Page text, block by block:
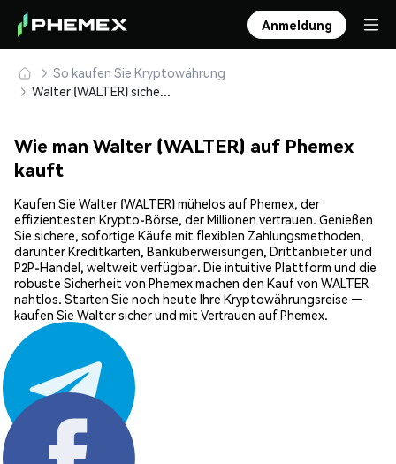
Anmeldung
So kaufen Sie Kryptowährung
Walter (WALTER) sicher kaufen und speichern
Wie man Walter (WALTER) auf Phemex
kauft
Kaufen Sie Walter (WALTER) mühelos auf Phemex, der
effizientesten Krypto-Börse, der Millionen vertrauen. Genießen
Sie sichere, sofortige Käufe mit flexiblen Zahlungsmethoden,
darunter Kreditkarten, Banküberweisungen, Drittanbieter und
P2P-Handel, weltweit verfügbar. Die intuitive Plattform und die
robuste Sicherheit von Phemex machen den Kauf von WALTER
nahtlos. Starten Sie noch heute Ihre Kryptowährungsreise —
kaufen Sie Walter sicher und mit Vertrauen auf Phemex.
Teilen: